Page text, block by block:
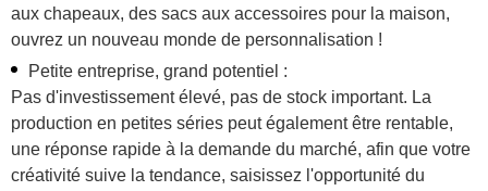
aux chapeaux, des sacs aux accessoires pour la maison,
ouvrez un nouveau monde de personnalisation !
Petite entreprise, grand potentiel :
Pas d'investissement élevé, pas de stock important. La
production en petites séries peut également être rentable,
une réponse rapide à la demande du marché, afin que votre
créativité suive la tendance, saisissez l'opportunité du